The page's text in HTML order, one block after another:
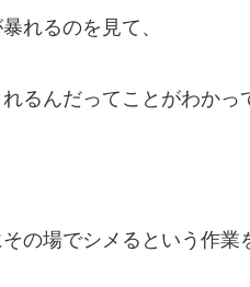
れるのを見て、
るんだってことがわかっ
の場でシメるという作業